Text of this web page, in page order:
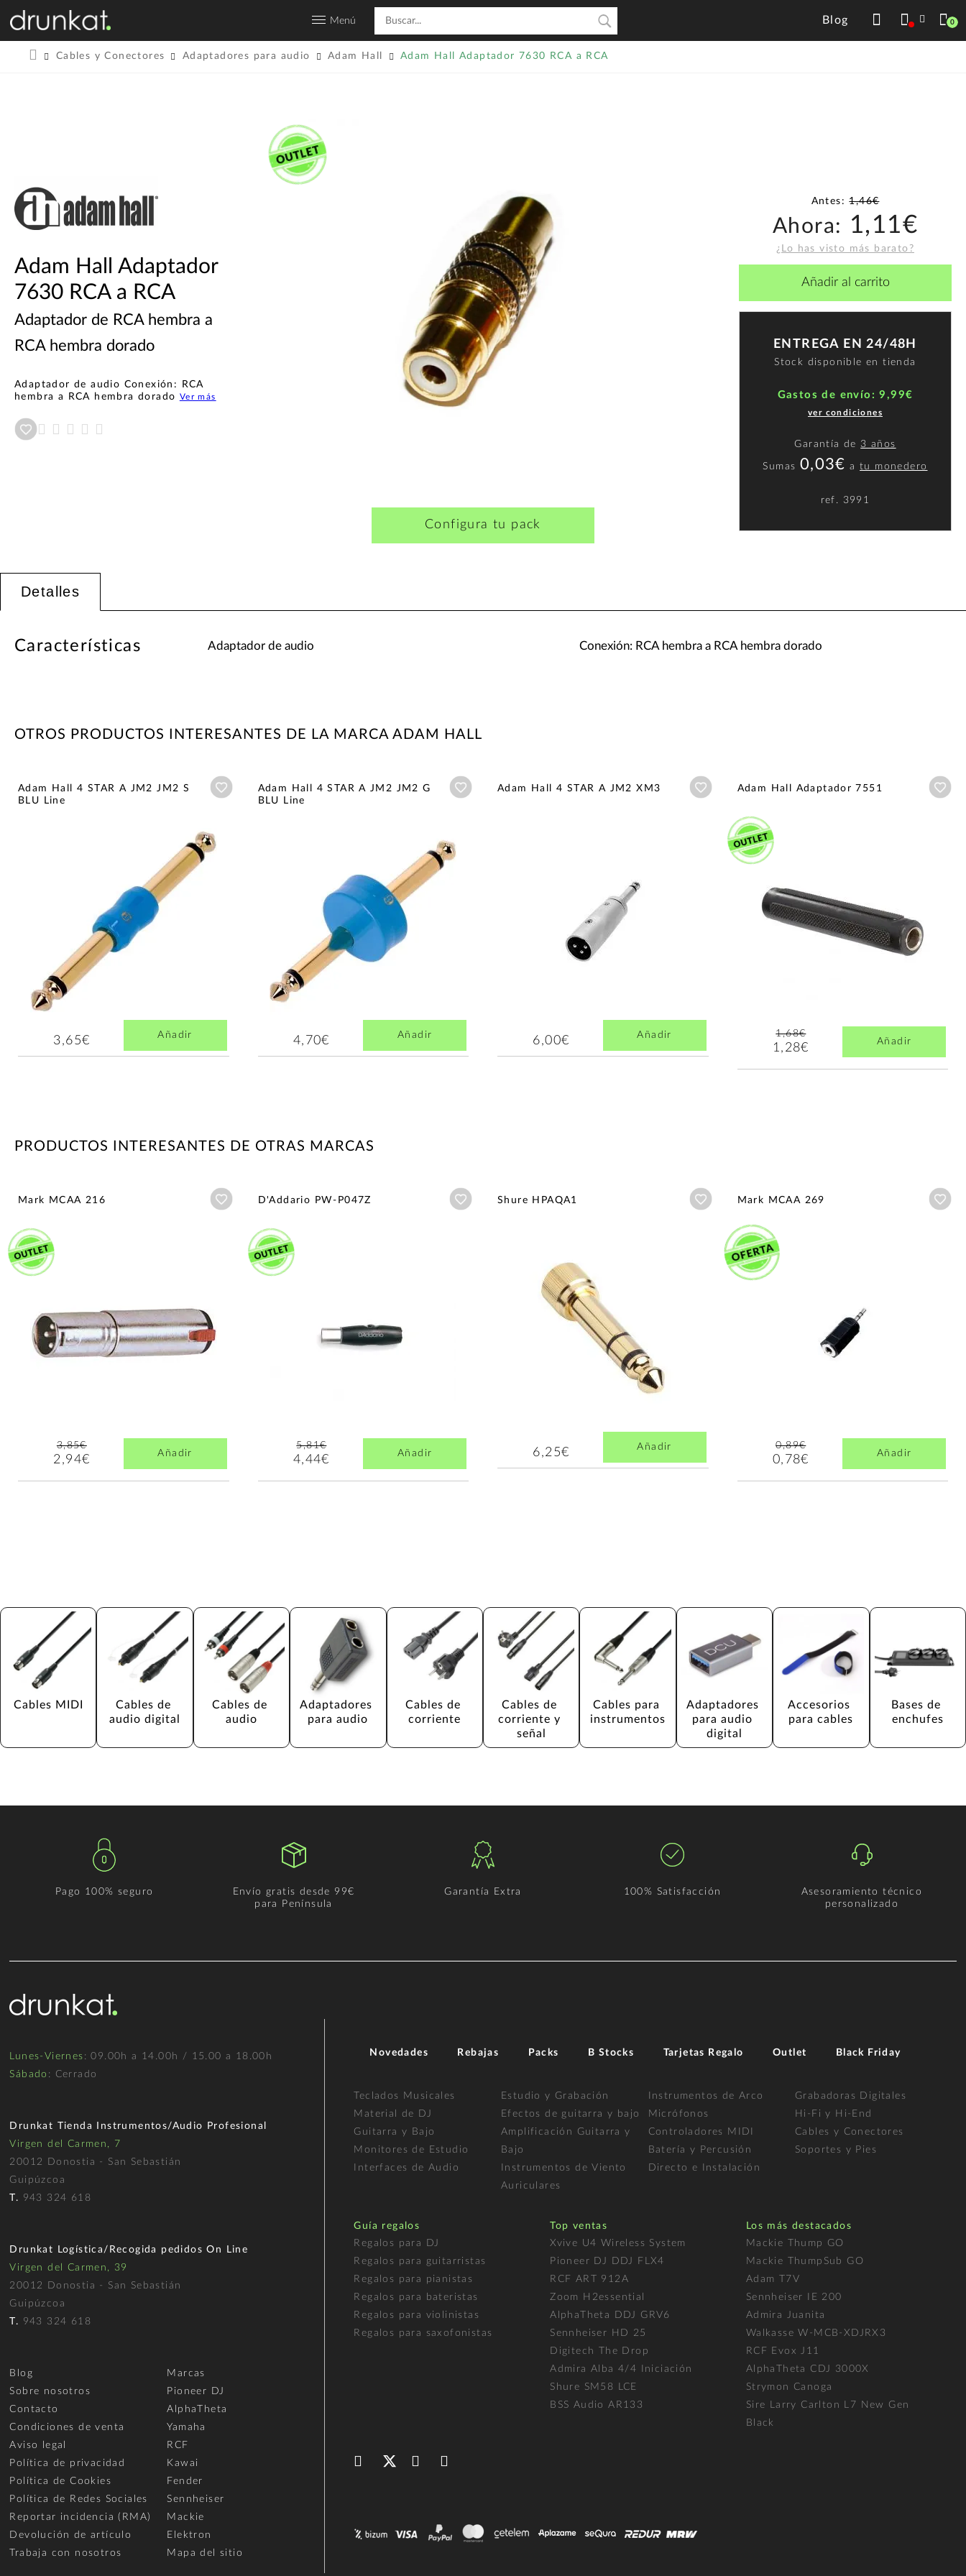
Menú Blog 0
Cables y Conectores Adaptadores para audio Adam Hall Adam Hall Adaptador 7630 RCA a RCA
Adam Hall Adaptador
7630 RCA a RCA
Adaptador de RCA hembra a
RCA hembra dorado
Adaptador de audio Conexión: RCA
hembra a RCA hembra dorado Ver más
Configura tu pack
Antes:1,46€
Ahora: 1,11€
¿Lo has visto más barato?
Añadir al carrito
ENTREGA EN 24/48H
Stock disponible en tienda
Gastos de envío: 9,99€
ver condiciones
Garantía de 3 años
Sumas 0,03€ atu monedero
ref. 3991
Detalles
Características Adaptador de audio Conexión: RCA hembra a RCA hembra dorado
OTROS PRODUCTOS INTERESANTES DE LA MARCA ADAM HALL
Adam Hall 4 STAR A JM2 JM2 S
BLU Line
Añadir a wishlist
3,65€ Añadir
Adam Hall 4 STAR A JM2 JM2 G
BLU Line
Añadir a wishlist
4,70€ Añadir
Adam Hall 4 STAR A JM2 XM3 Añadir a wishlist
6,00€ Añadir
Adam Hall Adaptador 7551
1,68€
1,28€ Añadir
PRODUCTOS INTERESANTES DE OTRAS MARCAS
Mark MCAA 216 Añadir a wishlist
3,85€
2,94€ Añadir
D'Addario PW-P047Z Añadir a wishlist
5,81€
4,44€ Añadir
Shure HPAQA1 Añadir a wishlist
6,25€ Añadir
Mark MCAA 269
0,89€
0,78€ Añadir
Cables MIDI
Cables de
audio digital
Cables de
audio
Adaptadores
para audio
Cables de
corriente
Cables de
corriente y
señal
Cables para
instrumentos
Adaptadores
para audio
digital
Accesorios
para cables
Bases de
enchufes
Pago 100% seguro
Envío gratis desde 99€
para Península
Garantía Extra 100% Satisfacción
Asesoramiento técnico
personalizado
Lunes-Viernes : 09.00h a 14.00h / 15.00 a 18.00h
Sábado : Cerrado
Drunkat Tienda Instrumentos/Audio Profesional
Virgen del Carmen, 7
20012 Donostia - San Sebastián
Guipúzcoa
T. 943 324 618
Drunkat Logística/Recogida pedidos On Line
Virgen del Carmen, 39
20012 Donostia - San Sebastián
Guipúzcoa
T. 943 324 618
Blog
Sobre nosotros
Contacto
Condiciones de venta
Aviso legal
Política de privacidad
Política de Cookies
Política de Redes Sociales
Reportar incidencia (RMA)
Devolución de artículo
Trabaja con nosotros
Marcas
Pioneer DJ
AlphaTheta
Yamaha
RCF
Kawai
Fender
Sennheiser
Mackie
Elektron
Mapa del sitio
Novedades Rebajas Packs B Stocks Tarjetas Regalo Outlet Black Friday
Teclados Musicales
Material de DJ
Guitarra y Bajo
Monitores de Estudio
Interfaces de Audio
Estudio y Grabación
Efectos de guitarra y bajo
Amplificación Guitarra y
Bajo
Instrumentos de Viento
Auriculares
Instrumentos de Arco
Micrófonos
Controladores MIDI
Batería y Percusión
Directo e Instalación
Grabadoras Digitales
Hi-Fi y Hi-End
Cables y Conectores
Soportes y Pies
Guía regalos
Regalos para DJ
Regalos para guitarristas
Regalos para pianistas
Regalos para bateristas
Regalos para violinistas
Regalos para saxofonistas
Top ventas
Xvive U4 Wireless System
Pioneer DJ DDJ FLX4
RCF ART 912A
Zoom H2essential
AlphaTheta DDJ GRV6
Sennheiser HD 25
Digitech The Drop
Admira Alba 4/4 Iniciación
Shure SM58 LCE
BSS Audio AR133
Los más destacados
Mackie Thump GO
Mackie ThumpSub GO
Adam T7V
Sennheiser IE 200
Admira Juanita
Walkasse W-MCB-XDJRX3
RCF Evox J11
AlphaTheta CDJ 3000X
Strymon Canoga
Sire Larry Carlton L7 New Gen
Black